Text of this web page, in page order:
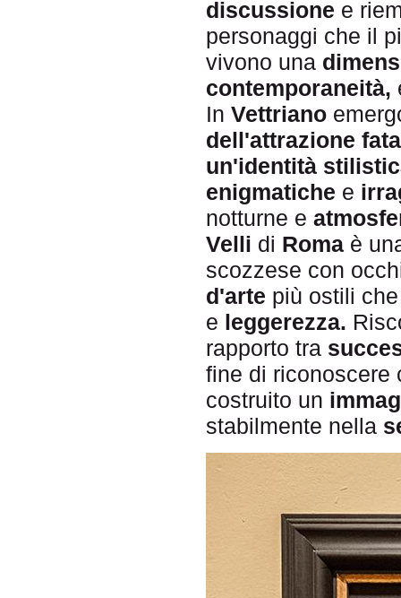
discussione e
personaggi che il
vivono una
contemporaneità,
In Vettriano
dell'attrazione
un'identità
enigmatiche e
notturne e
Velli di Roma è
scozzese con
d'arte più ostili
e leggerezza.
rapporto tra
fine di
costruito un
stabilmente nella